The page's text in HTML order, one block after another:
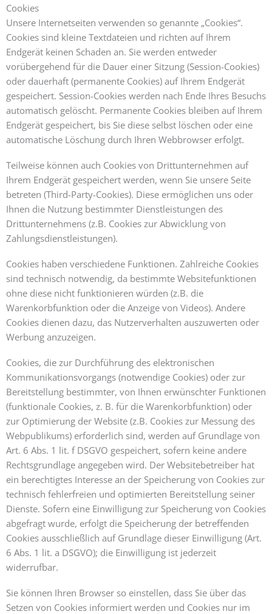
Cookies
Unsere Internetseiten verwenden so genannte „Cookies“.
Cookies sind kleine Textdateien und richten auf Ihrem
Endgerät keinen Schaden an. Sie werden entweder
vorübergehend für die Dauer einer Sitzung (Session-Cookies)
oder dauerhaft (permanente Cookies) auf Ihrem Endgerät
gespeichert. Session-Cookies werden nach Ende Ihres Besuchs
automatisch gelöscht. Permanente Cookies bleiben auf Ihrem
Endgerät gespeichert, bis Sie diese selbst löschen oder eine
automatische Löschung durch Ihren Webbrowser erfolgt.
Teilweise können auch Cookies von Drittunternehmen auf
Ihrem Endgerät gespeichert werden, wenn Sie unsere Seite
betreten (Third-Party-Cookies). Diese ermöglichen uns oder
Ihnen die Nutzung bestimmter Dienstleistungen des
Drittunternehmens (z.B. Cookies zur Abwicklung von
Zahlungsdienstleistungen).
Cookies haben verschiedene Funktionen. Zahlreiche Cookies
sind technisch notwendig, da bestimmte Websitefunktionen
ohne diese nicht funktionieren würden (z.B. die
Warenkorbfunktion oder die Anzeige von Videos). Andere
Cookies dienen dazu, das Nutzerverhalten auszuwerten oder
Werbung anzuzeigen.
Cookies, die zur Durchführung des elektronischen
Kommunikationsvorgangs (notwendige Cookies) oder zur
Bereitstellung bestimmter, von Ihnen erwünschter Funktionen
(funktionale Cookies, z. B. für die Warenkorbfunktion) oder
zur Optimierung der Website (z.B. Cookies zur Messung des
Webpublikums) erforderlich sind, werden auf Grundlage von
Art. 6 Abs. 1 lit. f DSGVO gespeichert, sofern keine andere
Rechtsgrundlage angegeben wird. Der Websitebetreiber hat
ein berechtigtes Interesse an der Speicherung von Cookies zur
technisch fehlerfreien und optimierten Bereitstellung seiner
Dienste. Sofern eine Einwilligung zur Speicherung von Cookies
abgefragt wurde, erfolgt die Speicherung der betreffenden
Cookies ausschließlich auf Grundlage dieser Einwilligung (Art.
6 Abs. 1 lit. a DSGVO); die Einwilligung ist jederzeit
widerrufbar.
Sie können Ihren Browser so einstellen, dass Sie über das
Setzen von Cookies informiert werden und Cookies nur im